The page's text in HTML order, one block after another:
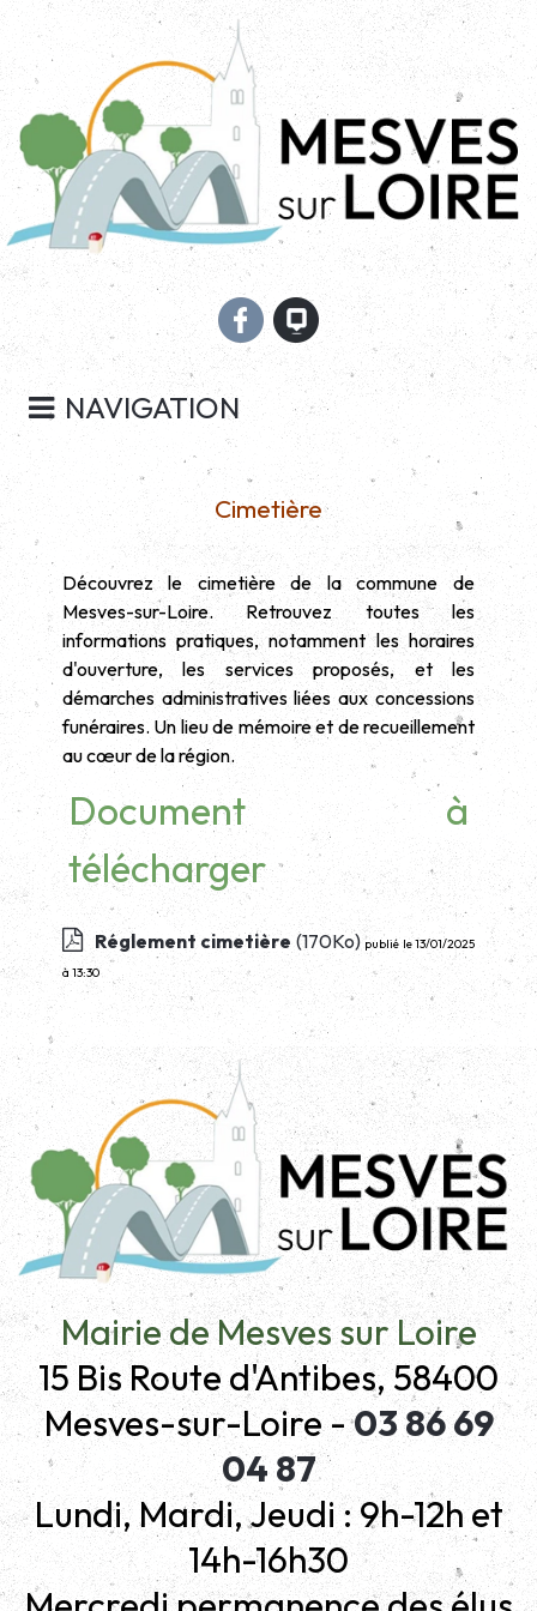
NAVIGATION
Cimetière
Découvrez le cimetière de la commune de
Mesves-sur-Loire. Retrouvez toutes les
informations pratiques, notamment les horaires
d'ouverture, les services proposés, et les
démarches administratives liées aux concessions
funéraires. Un lieu de mémoire et de recueillement
au cœur de la région.
Document à
télécharger
Réglement cimetière (170Ko) publié le 13/01/2025
à 13:30
Mairie de Mesves sur Loire
15 Bis Route d'Antibes, 58400
Mesves-sur-Loire -03 86 69
04 87
Lundi, Mardi, Jeudi : 9h-12h et
14h-16h30